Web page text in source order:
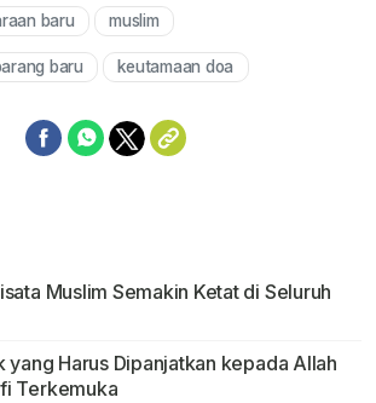
baru muslim
baru keutamaan doa
Muslim Semakin Ketat di Seluruh
yang Harus Dipanjatkan kepada Allah
Terkemuka